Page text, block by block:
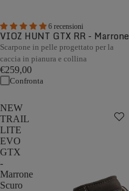
6 recensioni
VIOZ HUNT GTX RR - Marrone
Scarpone in pelle progettato per la
caccia in pianura e collina
€259,00
Confronta
NEW
TRAIL
LITE
EVO
GTX
-
Marrone
Scuro